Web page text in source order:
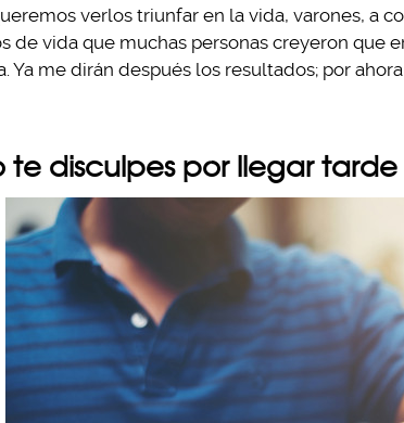
verlos triunfar en la vida, varones, a
de vida que muchas personas creyeron que
Ya me dirán después los resultados; por
te disculpes por llegar tarde